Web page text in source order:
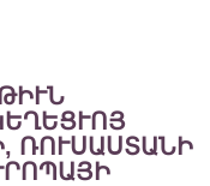
ՌՈՒՍԱՍՏԱՆԻ